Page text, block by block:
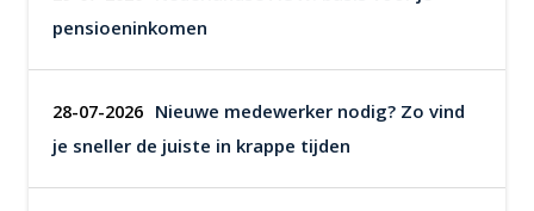
pensioeninkomen
28-07-2026 Nieuwe medewerker nodig? Zo vind
je sneller de juiste in krappe tijden